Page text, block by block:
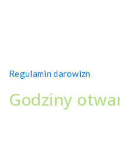
Regulamin darowizn
Godziny